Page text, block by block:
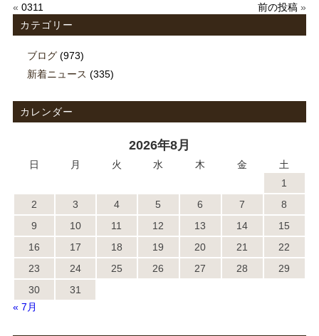
« 0311 前の投稿 »
カテゴリー
ブログ(973)
新着ニュース (335)
カレンダー
2026年8月
日 月 火 水 木 金
土
1
2
3 4 5 6 7
8
9
10 11 12 13 14
15
16
17 18 19 20 21
22
23
24 25 26 27 28
29
30
31
« 7月